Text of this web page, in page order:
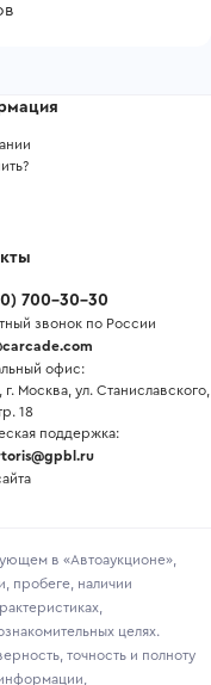
) 700-30-30
звонок по России
офис:
г. Москва, ул. Станиславского,
18
поддержка:
в «Автоаукционе»,
пробеге, наличии
целях.
точность и полноту